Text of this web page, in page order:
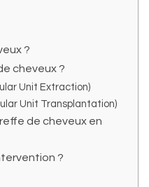
?
cheveux ?
Unit Extraction)
Unit Transplantation)
de cheveux en
?